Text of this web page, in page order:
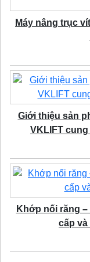
Máy nâng trục
Giới thiệu sản
VKLIFT
Khớp nối răng
cấp